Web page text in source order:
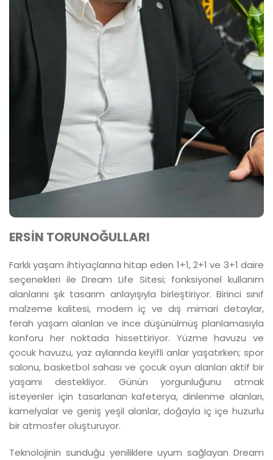
ERSİN TORUNOĞULLARI
Farklı yaşam ihtiyaçlarına hitap eden 1+1, 2+1 ve 3+1 daire
seçenekleri ile Dream Life Sitesi; fonksiyonel kullanım
alanlarını şık tasarım anlayışıyla birleştiriyor. Birinci sınıf
malzeme kalitesi, modern iç ve dış mimari detaylar,
ferah yaşam alanları ve ince düşünülmüş planlamasıyla
konforu her noktada hissettiriyor. Yüzme havuzu ve
çocuk havuzu, yaz aylarında keyifli anlar yaşatırken; spor
salonu, basketbol sahası ve çocuk oyun alanları aktif bir
yaşamı destekliyor. Günün yorgunluğunu atmak
isteyenler için tasarlanan kafeterya, dinlenme alanları,
kamelyalar ve geniş yeşil alanlar, doğayla iç içe huzurlu
bir atmosfer oluşturuyor.
Teknolojinin sunduğu yeniliklere uyum sağlayan Dream